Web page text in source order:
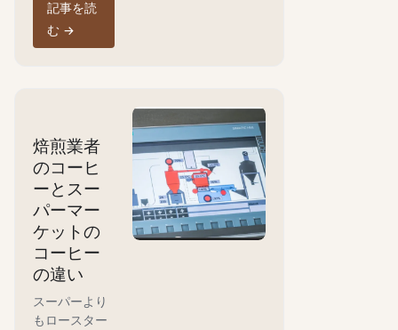
記事を読
む →
焙煎業者
のコーヒ
ーとスー
パーマー
ケットの
コーヒー
の違い
スーパーより
もロースター